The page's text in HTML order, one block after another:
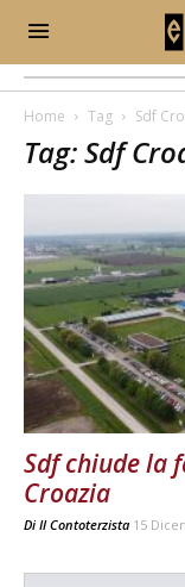
Home Tag Sdf
Tag: Sdf
Sdf chiude la
Croazia
Di Il Contoterzista 15